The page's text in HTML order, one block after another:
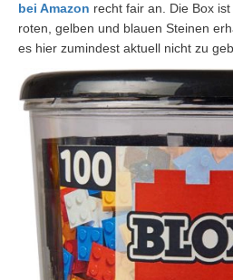
bei Amazon recht fair an. Die Box
roten, gelben und blauen Steinen
es hier zumindest aktuell nicht zu